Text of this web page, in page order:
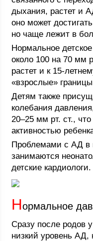
дыхания, растет и
оно может
но чаще лежит в
Нормальное
около 100 на 70 мм
растет и к 15-
«взрослые»
Детям также
колебания
20–25 мм рт. ст.,
активностью
Проблемами с АД в
занимаются
детские кардиологи.
Нормальное
Сразу после родов
низкий уровень АД,